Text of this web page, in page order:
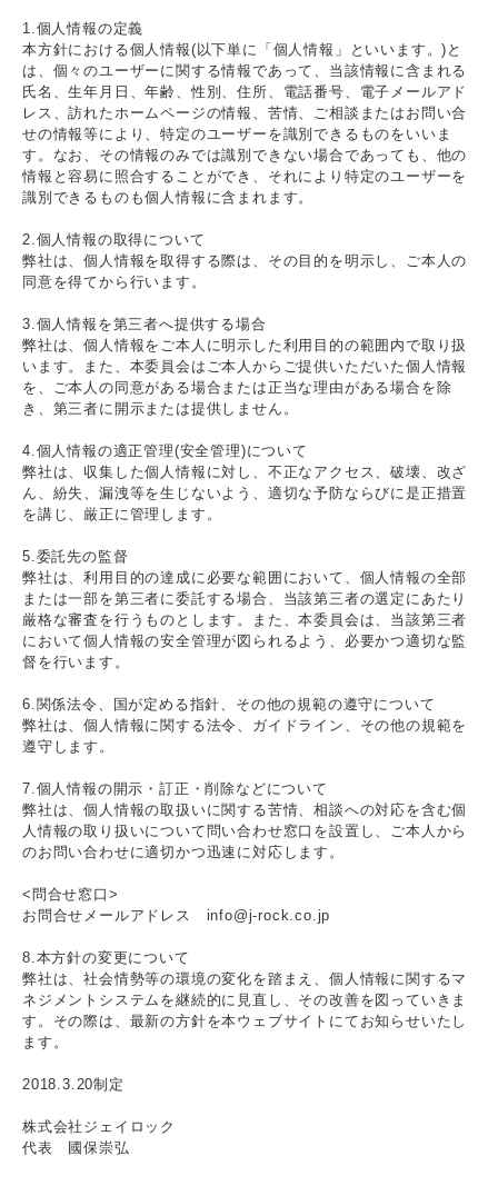
1.個人情報の定義
本方針における個人情報(以下単に「個人情報」といいます。)と
は、個々のユーザーに関する情報であって、当該情報に含まれる
氏名、生年月日、年齢、性別、住所、電話番号、電子メールアド
レス、訪れたホームページの情報、苦情、ご相談またはお問い合
せの情報等により、特定のユーザーを識別できるものをいいま
す。なお、その情報のみでは識別できない場合であっても、他の
情報と容易に照合することができ、それにより特定のユーザーを
識別できるものも個人情報に含まれます。
2.個人情報の取得について
弊社は、個人情報を取得する際は、その目的を明示し、ご本人の
同意を得てから行います。
3.個人情報を第三者へ提供する場合
弊社は、個人情報をご本人に明示した利用目的の範囲内で取り扱
います。また、本委員会はご本人からご提供いただいた個人情報
を、ご本人の同意がある場合または正当な理由がある場合を除
き、第三者に開示または提供しません。
4.個人情報の適正管理(安全管理)について
弊社は、収集した個人情報に対し、不正なアクセス、破壊、改ざ
ん、紛失、漏洩等を生じないよう、適切な予防ならびに是正措置
を講じ、厳正に管理します。
5.委託先の監督
弊社は、利用目的の達成に必要な範囲において、個人情報の全部
または一部を第三者に委託する場合、当該第三者の選定にあたり
厳格な審査を行うものとします。また、本委員会は、当該第三者
において個人情報の安全管理が図られるよう、必要かつ適切な監
督を行います。
6.関係法令、国が定める指針、その他の規範の遵守について
弊社は、個人情報に関する法令、ガイドライン、その他の規範を
遵守します。
7.個人情報の開示・訂正・削除などについて
弊社は、個人情報の取扱いに関する苦情、相談への対応を含む個
人情報の取り扱いについて問い合わせ窓口を設置し、ご本人から
のお問い合わせに適切かつ迅速に対応します。
<問合せ窓口>
お問合せメールアドレス info@j-rock.co.jp
8.本方針の変更について
弊社は、社会情勢等の環境の変化を踏まえ、個人情報に関するマ
ネジメントシステムを継続的に見直し、その改善を図っていきま
す。その際は、最新の方針を本ウェブサイトにてお知らせいたし
ます。
2018.3.20制定
株式会社ジェイロック
代表 國保崇弘